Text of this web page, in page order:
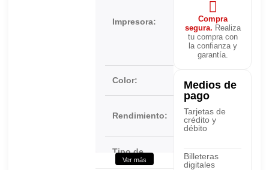
Impresora:
LaserJet
M252,
M274,
M277
Color: Cyan
Rendimiento:
1400
Páginas
Tipo de
embalaje:
Caja
Ver más
Compra
segura. Realiza
tu compra con
la confianza y
garantía.
Medios de
pago
Tarjetas de
crédito y
débito
Billeteras
digitales